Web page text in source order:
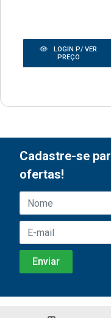
LOGIN P/ VER
PREÇO
Cadastre-se
ofertas!